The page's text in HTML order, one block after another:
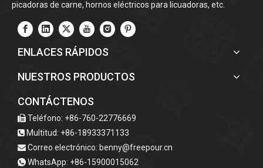
picadoras de carne, hornos eléctricos para licuadoras, etc.
ENLACES RÁPIDOS
NUESTROS PRODUCTOS
CONTÁCTENOS
 Teléfono: +86-760-22776669
 Multitud: +86-18933371133
 Correo electrónico: benny@freepour.cn
 WhatsApp: +86-15900015062